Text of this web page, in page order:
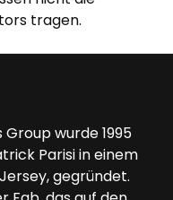
tragen.
wurde 1995
Parisi in einem
gegründet.